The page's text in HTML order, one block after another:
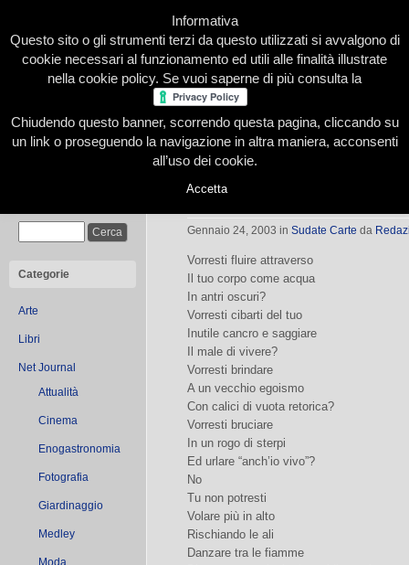
Home Presentazione Redazione Le nostre firme
Categorie
Arte
Libri
Net Journal
Attualità
Cinema
Enogastronomia
Fotografia
Giardinaggio
Medley
Moda
Requiem | Sudate Carte
Gennaio 24, 2003 in Sudate Carte da
Vorresti fluire attraverso
Il tuo corpo come acqua
In antri oscuri?
Vorresti cibarti del tuo
Inutile cancro e saggiare
Il male di vivere?
Vorresti brindare
A un vecchio egoismo
Con calici di vuota retorica?
Vorresti bruciare
In un rogo di sterpi
Ed urlare “anch’io vivo”?
No
Tu non potresti
Volare più in alto
Rischiando le ali
Danzare tra le fiamme
Informativa
Questo sito o gli strumenti terzi da questo utilizzati si avvalgono di
cookie necessari al funzionamento ed utili alle finalità illustrate
nella cookie policy. Se vuoi saperne di più consulta la
Chiudendo questo banner, scorrendo questa pagina, cliccando su
un link o proseguendo la navigazione in altra maniera, acconsenti
all’uso dei cookie.
Accetta